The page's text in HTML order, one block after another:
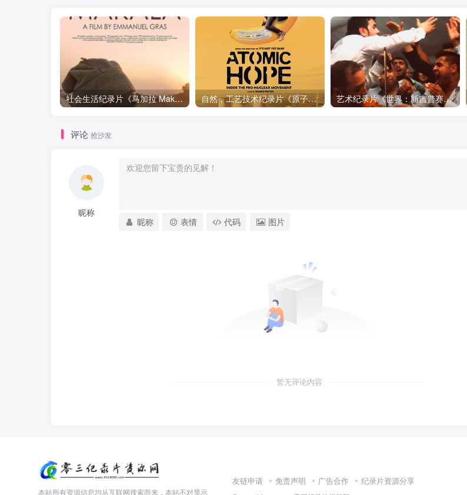
社会生活纪录片《马加拉 Makala》下载 自然，工艺技术纪录片《原子能的希望 Atomic Hope – Inside the Pro-Nuclear Movement》下载 艺术纪录片《世界：新吉普赛之王 This World: The New Gypsy Kings》下载
评论 抢沙发
昵称
昵称 表情 代码 图片
暂无评论内容
本站所有资源信息均从互联网搜索而来，本站不对显示
友链申请 免责声明 广告合作 纪录片资源分享